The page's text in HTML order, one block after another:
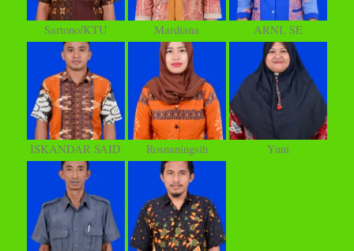
Sartono/KTU Mardiana ARNI, SE
ISKANDAR SAID Rosnaningsih Yuni